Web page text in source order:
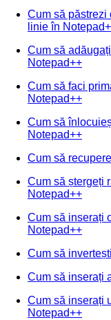
Cum să păstrezi
linie în
Cum să
Notepad++
Cum să faci
Notepad++
Cum să
Notepad++
Cum să
Cum să ștergeți
Notepad++
Cum să inserați
Notepad++
Cum să
Cum să inserați
Cum să inserați
Notepad++